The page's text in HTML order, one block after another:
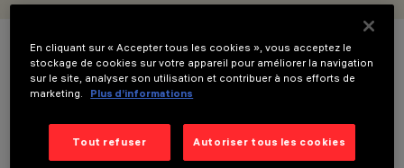
COULEUR
En cliquant sur « Accepter tous les cookies », vous acceptez le
stockage de cookies sur votre appareil pour améliorer la navigation
sur le site, analyser son utilisation et contribuer à nos efforts de
marketing.
Plus d’informations
Tout refuser Autoriser tous les cookies